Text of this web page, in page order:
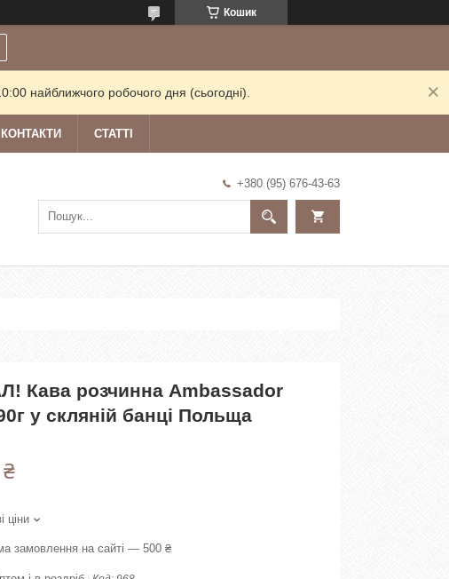
Кошик
найближчого робочого дня (сьогодні).
КОНТАКТИ СТАТТІ
+380 (95) 676-43-63
Кава розчинна Ambassador
у скляній банці Польща
ціни
замовлення на сайті — 500 ₴